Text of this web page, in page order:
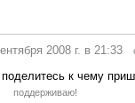
2008 г. в 21:33
к чему
поддерживаю!